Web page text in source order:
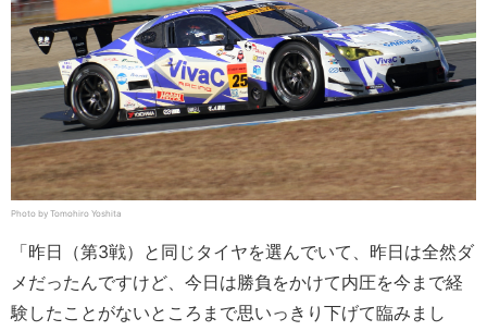
Photo by Tomohiro Yoshita
「昨日（第3戦）と同じタイヤを選んでいて、昨日は全然ダ
メだったんですけど、今日は勝負をかけて内圧を今まで経
験したことがないところまで思いっきり下げて臨みまし